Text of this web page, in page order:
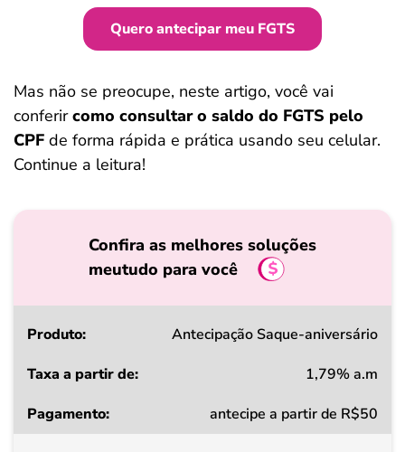
Quero antecipar meu FGTS
Mas não se preocupe, neste artigo, você vai
conferircomo consultar o saldo do FGTS pelo
CPF de forma rápida e prática usando seu celular.
Continue a leitura!
Confira as melhores soluções
meutudo para você
Produto
a
Antecipação Saque-aniversário
1,79% a.m
antecipe a partir de R$50